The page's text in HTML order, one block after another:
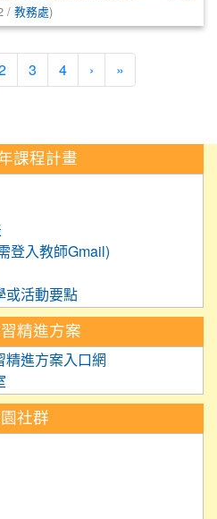
/ 教務處)
3 4 › »
課程計畫
登入教師Gmail)
或活動要點
精進方案
精進方案入口網
社群